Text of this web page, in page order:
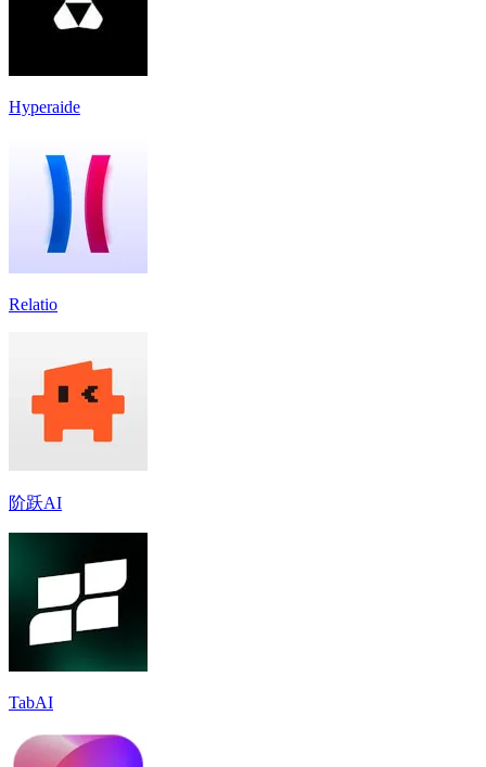
Hyperaide
Relatio
阶跃AI
TabAI